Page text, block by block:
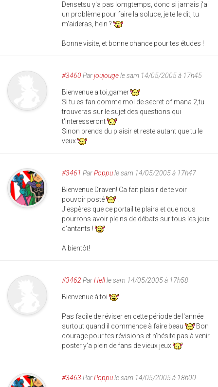
Densetsu y'a pas lomgtemps, donc si jamais j'ai
un problème pour faire la soluce, je te le dit, tu
m'aideras, hein ?
Bonne visite, et bonne chance pour tes études !
#3460 Parjoujougele sam 14/05/2005 à 17h45
Bienvenue a toi,gamer
Si tu es fan comme moi de secret of mana 2,tu
trouveras sur le sujet des questions qui
t'interesseront
Sinon prends du plaisir et reste autant que tu le
veux
#3461 ParPoppule sam 14/05/2005 à 17h47
Bienvenue Draven! Ca fait plaisir de te voir
pouvoir posté
J'espères que ce portail te plaira et que nous
pourrons avoir pleins de débats sur tous les jeux
d'antants !
A bientôt!
#3462 ParHellle sam 14/05/2005 à 17h58
Bienvenue à toi
Pas facile de réviser en cette période de l'année
surtout quand il commence à faire beau
Bon
courage pour tes révisions et n'hésite pas à venir
poster y'a plein de fans de vieux jeux
#3463 ParPoppule sam 14/05/2005 à 18h00